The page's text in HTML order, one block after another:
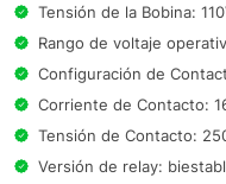
Tensión de la Bobina:
Rango de voltaje
Configuración de
Corriente de Contacto:
Tensión de Contacto:
Versión de relay: